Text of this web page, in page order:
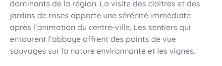
dominants de la région. La visite des cloîtres et des
jardins de roses apporte une sérénité immédiate
après l’animation du centre-ville. Les sentiers qui
entourent l’abbaye offrent des points de vue
sauvages sur la nature environnante et les vignes.